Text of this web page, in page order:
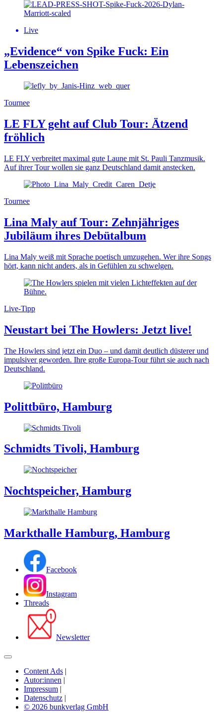
Live
„Evidence“ von Spike Fuck: Ein
Lebenszeichen
Tournee
LE FLY geht auf Club Tour: Ätzend
fröhlich
LE FLY verbreitet maximal gute Laune mit St. Pauli Tanzmusik.
Auf ihrer Tour wollen sie ganz Deutschland damit anstecken.
Tournee
Lina Maly auf Tour: Zehnjähriges
Jubiläum ihres Debütalbum
Lina Maly weiß mit Sprache poetisch umzugehen. Wer ihre Songs
hört, kann nicht anders, als in Gefühlen zu schwelgen.
Live-Tipp
Neustart bei The Howlers: Jetzt live!
The Howlers sind jetzt ein Duo – und damit deutlich düsterer und
impulsiver geworden. Ihre große Europa-Tour führt sie auch nach
Deutschland.
Polittbüro, Hamburg
Schmidts Tivoli, Hamburg
Nochtspeicher, Hamburg
Markthalle Hamburg, Hamburg
Facebook
Instagram
Threads
Newsletter
Content Ads |
Autor:innen |
Impressum |
Datenschutz |
© 2026 bunkverlag GmbH